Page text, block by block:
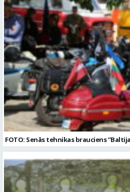
FOTO: Senās tehnikas brauciens